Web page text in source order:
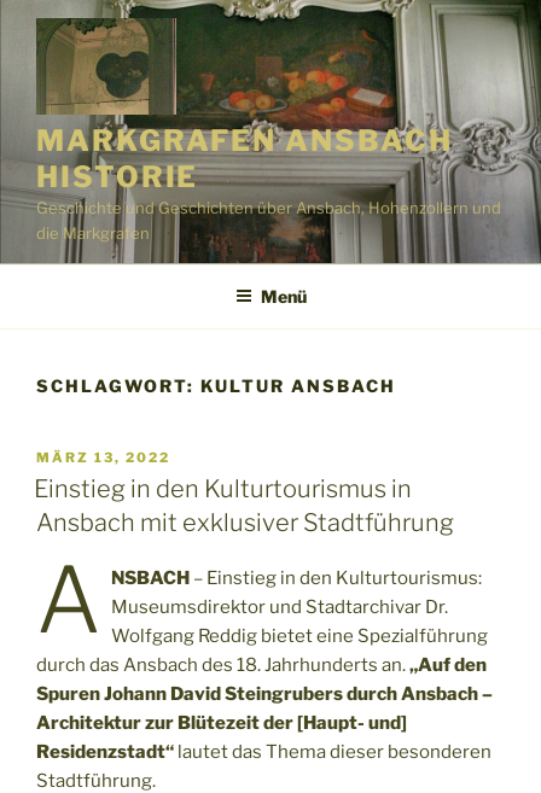
Zum
Inhalt
springen
MARKGRAFEN ANSBACH
HISTORIE
Geschichte und Geschichten über Ansbach, Hohenzollern und
die Markgrafen
Menü
SCHLAGWORT: KULTUR ANSBACH
VERÖFFENTLICHT
AM
MÄRZ 13, 2022
Einstieg in den Kulturtourismus in
Ansbach mit exklusiver Stadtführung
A NSBACH– Einstieg in den Kulturtourismus:
Museumsdirektor und Stadtarchivar Dr.
Wolfgang Reddig bietet eine Spezialführung
durch das Ansbach des 18. Jahrhunderts an.„Auf den
Spuren Johann David Steingrubers durch Ansbach –
Architektur zur Blütezeit der [Haupt- und]
Residenzstadt“ lautet das Thema dieser besonderen
Stadtführung.